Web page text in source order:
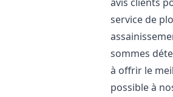
service de
sommes
à offrir le
possible à